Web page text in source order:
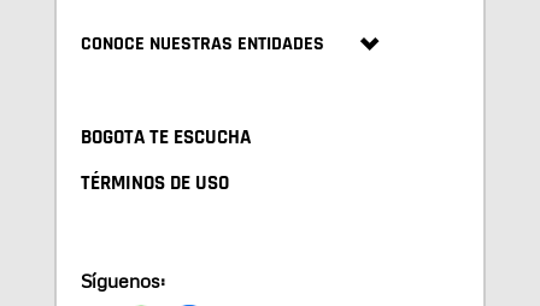
CONOCE NUESTRAS ENTIDADES
BOGOTA TE ESCUCHA
TÉRMINOS DE USO
Síguenos: